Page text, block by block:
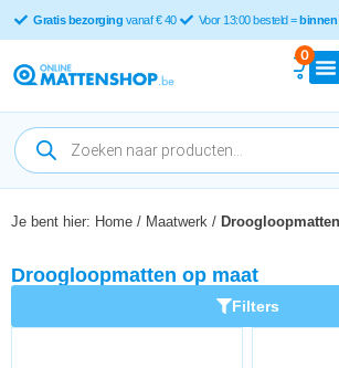
Gratis bezorging vanaf € 40 Voor 13:00 besteld =binnen
0
Je bent hier: Home / Maatwerk /
Droogloopmatten op maat
Filters